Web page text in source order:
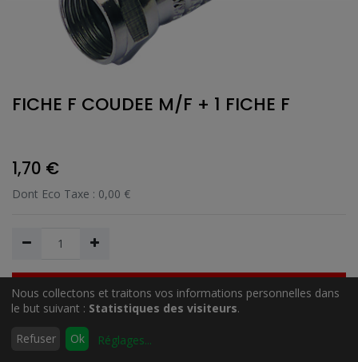
Rechercher
FICHE F COUDEE M/F + 1 FICHE F
1,70 €
Dont Eco Taxe : 0,00 €
Ajouter au Panier
Ajouter à la liste de souhait
Nous collectons et traitons vos informations personnelles dans
le but suivant : Statistiques des visiteurs.
Refuser Ok Réglages...